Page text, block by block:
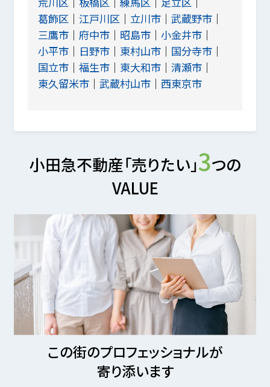
葛飾区
江戸川区 立川市
武蔵野市
三鷹市
府中市 昭島市
小金井市
小平市
日野市 東村山市
国分寺市
国立市
福生市 東大和市
清瀬市
東久留米市
武蔵村山市 西東京市
小田急不動産「売りたい」3つの
VALUE
この街のプロフェッショナルが
寄り添います